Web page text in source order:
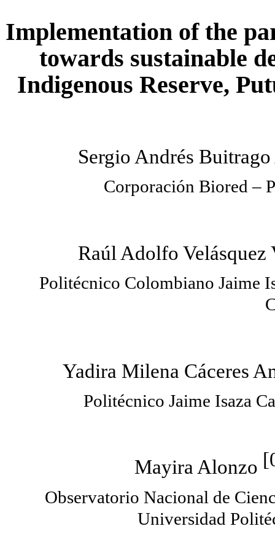
Implementation of the
towards sustainable
Indigenous Reserve,
Sergio Andrés
Corporación Biored –
Raúl Adolfo
Politécnico Colombiano Jaime
Yadira Milena Cáceres
Politécnico Jaime Isaza
Mayira Alonzo
Observatorio Nacional de
Universidad